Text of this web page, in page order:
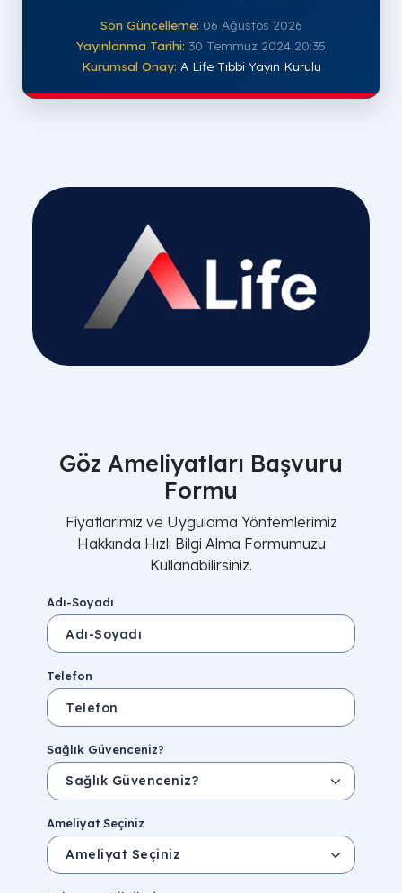
Son Güncelleme: 06 Ağustos 2026
Yayınlanma Tarihi: 30 Temmuz 2024 20:35
Kurumsal Onay: A Life Tıbbi Yayın Kurulu
Göz Ameliyatları Başvuru
Formu
Fiyatlarımız ve Uygulama Yöntemlerimiz
Hakkında Hızlı Bilgi Alma Formumuzu
Kullanabilirsiniz.
Adı-Soyadı
Telefon
Sağlık Güvenceniz?
Ameliyat Seçiniz